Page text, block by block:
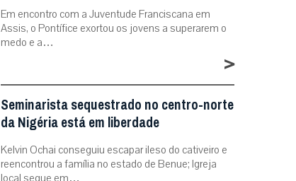
Em encontro com a Juventude Franciscana em
Assis, o Pontífice exortou os jovens a superarem o
medo e a…
>
Seminarista sequestrado no centro-norte
da Nigéria está em liberdade
Kelvin Ochai conseguiu escapar ileso do cativeiro e
reencontrou a família no estado de Benue; Igreja
local segue em…